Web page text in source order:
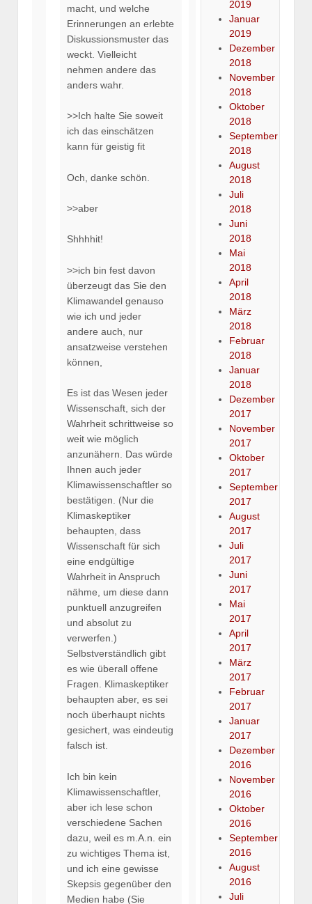
macht, und welche
Erinnerungen an erlebte
Diskussionsmuster das
weckt. Vielleicht
nehmen andere das
anders wahr.
>>Ich halte Sie soweit
ich das einschätzen
kann für geistig fit
Och, danke schön.
>>aber
Shhhhit!
>>ich bin fest davon
überzeugt das Sie den
Klimawandel genauso
wie ich und jeder
andere auch, nur
ansatzweise verstehen
können,
Es ist das Wesen jeder
Wissenschaft, sich der
Wahrheit schrittweise so
weit wie möglich
anzunähern. Das würde
Ihnen auch jeder
Klimawissenschaftler so
bestätigen. (Nur die
Klimaskeptiker
behaupten, dass
Wissenschaft für sich
eine endgültige
Wahrheit in Anspruch
nähme, um diese dann
punktuell anzugreifen
und absolut zu
verwerfen.)
Selbstverständlich gibt
es wie überall offene
Fragen. Klimaskeptiker
behaupten aber, es sei
noch überhaupt nichts
gesichert, was eindeutig
falsch ist.
Ich bin kein
Klimawissenschaftler,
aber ich lese schon
verschiedene Sachen
dazu, weil es m.A.n. ein
zu wichtiges Thema ist,
und ich eine gewisse
Skepsis gegenüber den
Medien habe (Sie
2019
Januar
2019
Dezember
2018
November
2018
Oktober
2018
September
2018
August
2018
Juli
2018
Juni
2018
Mai
2018
April
2018
März
2018
Februar
2018
Januar
2018
Dezember
2017
November
2017
Oktober
2017
September
2017
August
2017
Juli
2017
Juni
2017
Mai
2017
April
2017
März
2017
Februar
2017
Januar
2017
Dezember
2016
November
2016
Oktober
2016
September
2016
August
2016
Juli